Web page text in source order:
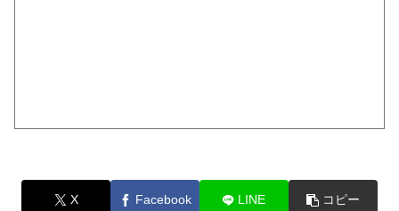
X Facebook LINE コピー